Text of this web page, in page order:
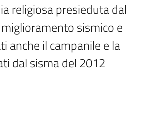
religiosa presieduta dal
sismico e
anche il campanile e la
dal sisma del 2012